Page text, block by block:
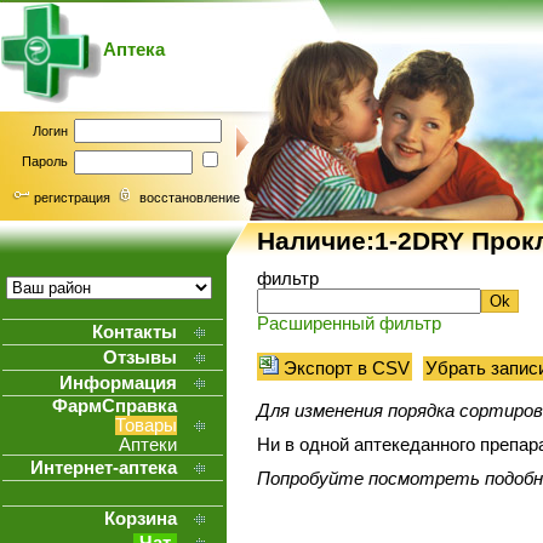
Аптека
Логин
Пароль
регистрация восстановление
Контакты
Отзывы
Информация
ФармСправка
Товары
Аптеки
Интернет-аптека
Корзина
Наличие:1-2DRY
фильтр
Расширенный фильтр
Экспорт в CSV Убрать
Для изменения порядка
Ни в одной аптекеданного
Попробуйте посмотреть